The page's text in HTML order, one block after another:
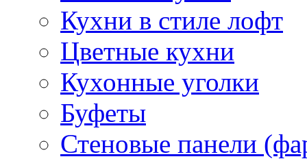
Кухни в стиле лофт
Цветные кухни
Кухонные уголки
Буфеты
Стеновые панели